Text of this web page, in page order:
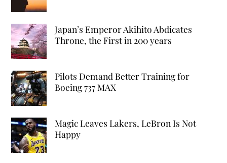
Japan’s Emperor Akihito Abdicates
Throne, the First in 200 years
Pilots Demand Better Training for
Boeing 737 MAX
Magic Leaves Lakers, LeBron Is Not
Happy